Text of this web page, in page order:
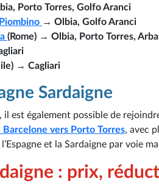
Porto Torres, Golfo Aranci
Piombino → Olbia, Golfo Aranci
(Rome) → Olbia, Porto Torres,
→ Cagliari
Sardaigne
il est également possible de
vers Porto Torres, avec
et la Sardaigne par voie
: prix,